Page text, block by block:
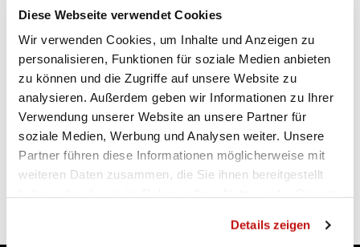
Diese Webseite verwendet Cookies
Wir verwenden Cookies, um Inhalte und Anzeigen zu
personalisieren, Funktionen für soziale Medien anbieten
zu können und die Zugriffe auf unsere Website zu
analysieren. Außerdem geben wir Informationen zu Ihrer
Verwendung unserer Website an unsere Partner für
soziale Medien, Werbung und Analysen weiter. Unsere
Partner führen diese Informationen möglicherweise mit
weiteren Daten zusammen, die Sie ihnen bereitgestellt
Details zeigen
KXSHOCK
HYDRAULIKSATZ FÜR HINTERMONO OFFROAD
Produktdetail